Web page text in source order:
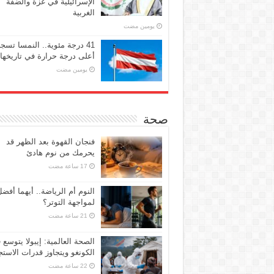
الغربية
‏يومين مضت
41 درجة مئوية.. النمسا
أعلى درجة حرارة في تاريخها
‏يومين مضت
صحة
فنجان القهوة بعد الظهر قد
يحرمك من نوم هادئ
النوم أم الرياضة.. أيهما
لمواجهة التوتر؟
الصحة العالمية: إيبولا
الكونغو ويتجاوز قدرات